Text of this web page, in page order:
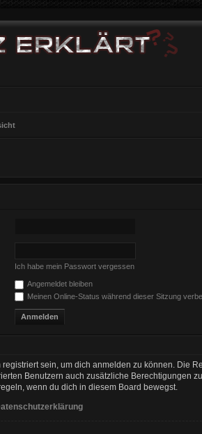
Ich habe mein Passwort vergessen
Angemeldet bleiben
Meinen Online-Status während dieser Sitzung
registriert sein, um dich anmelden zu können. Die
Benutzern auch zusätzliche Berechtigungen
wenn du dich in diesem Board bewegst.